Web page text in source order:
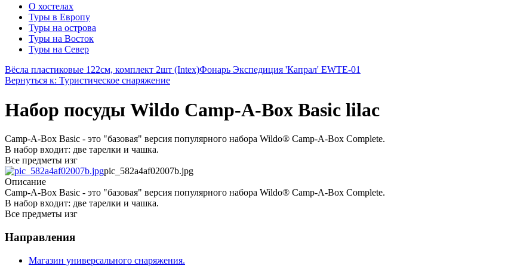
О хостелах
Туры в Европу
Туры на острова
Туры на Восток
Туры на Север
Вёсла пластиковые 122см, комплект 2шт (Intex)Фонарь Экспедиция 'Капрал' EWTE-01
Вернуться к: Туристическое снаряжение
Набор посуды Wildo Camp-A-Box Basic lilac
Camp-A-Box Basic - это "базовая" версия популярного набора Wildo® Camp-A-Box Complete.
В набор входит: две тарелки и чашка.
Все предметы изг
pic_582a4af02007b.jpg
Описание
Camp-A-Box Basic - это "базовая" версия популярного набора Wildo® Camp-A-Box Complete.
В набор входит: две тарелки и чашка.
Все предметы изг
Направления
Магазин универсального снаряжения.